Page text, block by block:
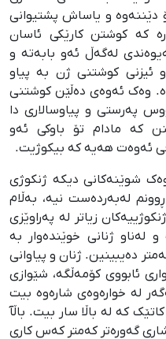
دێننەوە و یاساش پشتیوانی
کە کوشتن کارێکی ئاسان
لەگەڵ ئەو بابەتە و
و ئیزنی کوشتنی ژن بە پیاو
وەک ئەوەی دەڵێن کوشتنی
پەرستی و پیاوسالاری دا
کە مادام تۆ باوکی ئەو
ئەوەت هەیە کە بیکوژیت.
شوێنەکانی دیکە ژنکوژی
لەبەردەست نیە، بەڵام
زیاتر لە پەراوێزی
لەناو ژنانی خوێندەوار بە
دەیبینین. ژنان و پیاوانی
ئابووی کۆمەڵگە، شێوازی
لە خوارەوەی شارەوە بیت
کە لە باڵا سار بیت. باڵآ
گەورەتر کەمتر کەس کاری